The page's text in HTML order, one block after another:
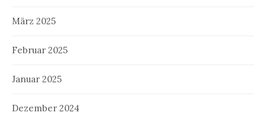
März 2025
Februar 2025
Januar 2025
Dezember 2024